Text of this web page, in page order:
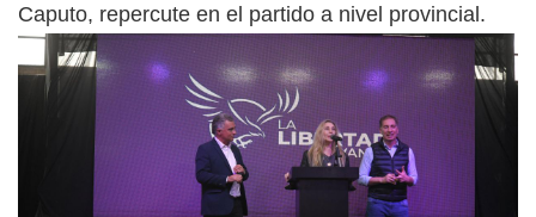
Caputo, repercute en el partido a nivel provincial.